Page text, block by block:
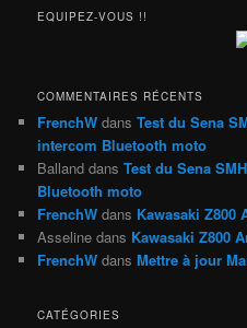
h
h
e
EQUIPEZ-VOUS !!
COMMENTAIRES RÉCENTS
FrenchW dansTest du Sena
intercom Bluetooth moto
Balland dansTest du Sena
Bluetooth moto
FrenchW dans Kawasaki Z800
Asseline dans Kawasaki Z800
FrenchW dansMettre à jour
CATÉGORIES